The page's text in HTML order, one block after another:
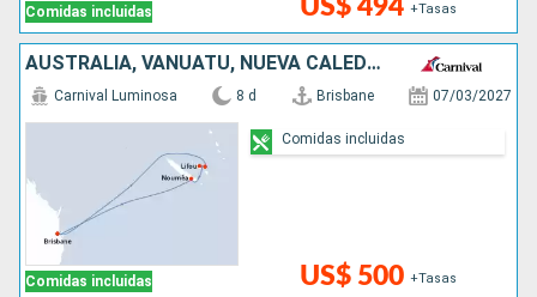
Comidas incluidas US$ 494 +Tasas
AUSTRALIA, VANUATU, NUEVA CALEDONIA
Comidas incluidas
Carnival Luminosa 8 d Brisbane 07/03/2027
US$ 500 +Tasas
Comidas incluidas